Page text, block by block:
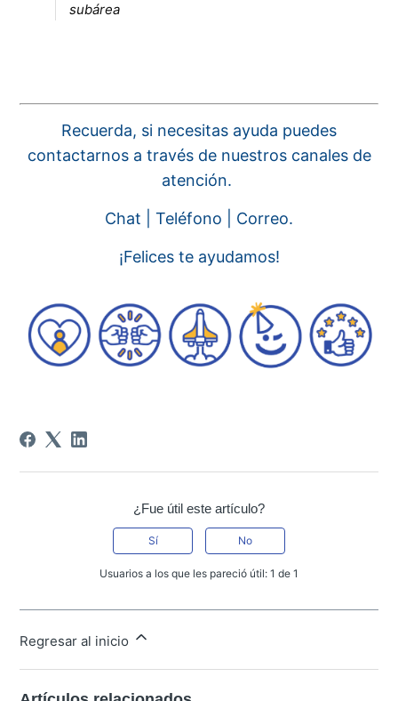
subárea
Recuerda, si necesitas ayuda puedes
contactarnos a través de nuestros canales de
atención.
Chat | Teléfono | Correo.
¡Felices te ayudamos!
¿Fue útil este artículo?
Sí No
Usuarios a los que les pareció útil: 1 de 1
Regresar al inicio